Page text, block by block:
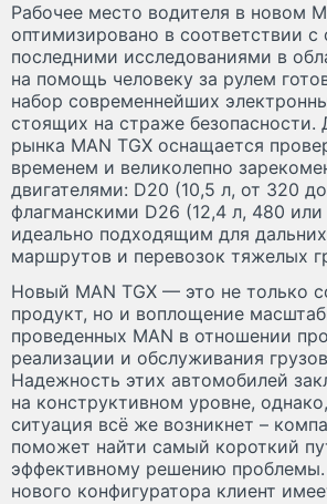
Рабочее место водителя в новом
оптимизировано в соответствии
последними исследованиями в
на помощь человеку за рулем
набор современнейших
стоящих на страже безопасности.
рынка MAN TGX оснащается
временем и великолепно
двигателями: D20 (10,5 л, от 320
флагманскими D26 (12,4 л, 480 или
идеально подходящим для
маршрутов и перевозок тяжелых
Новый MAN TGX — это не только
продукт, но и воплощение
проведенных MAN в отношении
реализации и обслуживания
Надежность этих автомобилей
на конструктивном уровне,
ситуация всё же возникнет –
поможет найти самый короткий
эффективному решению
нового конфигуратора клиент